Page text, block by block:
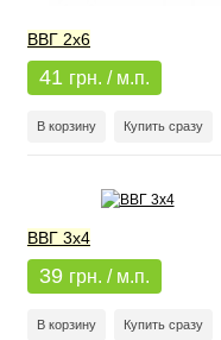
ВВГ 2x6
41 грн. / м.п.
В корзину Купить сразу
ВВГ 3x4
39 грн. / м.п.
В корзину Купить сразу